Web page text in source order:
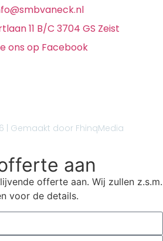
ln.kcenavbms
11 B/C 3704 GS Zeist
ons op Facebook
| Gemaakt door FhinqMedia
aan
offerte aan. Wij zullen z.s.m.
voor de details.